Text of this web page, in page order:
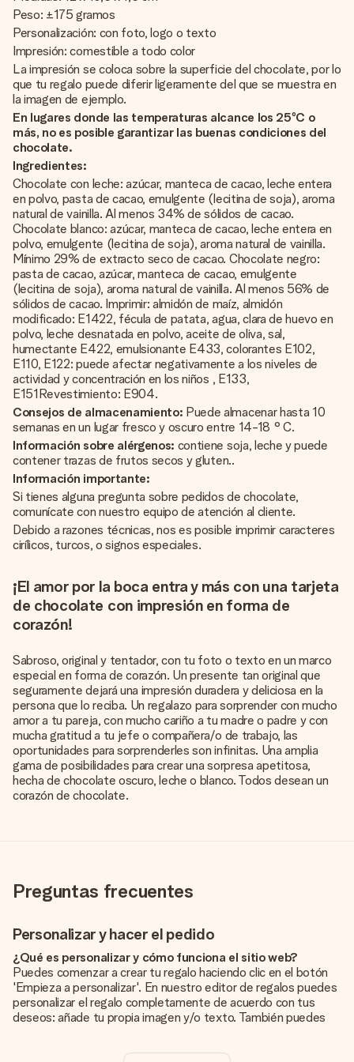
Peso: ±175 gramos
Personalización: con foto, logo o texto
Impresión: comestible a todo color
La impresión se coloca sobre la superficie del chocolate, por lo
que tu regalo puede diferir ligeramente del que se muestra en
la imagen de ejemplo.
En lugares donde las temperaturas alcance los 25ºC o
más, no es posible garantizar las buenas condiciones del
chocolate.
Ingredientes:
Chocolate con leche: azúcar, manteca de cacao, leche entera
en polvo, pasta de cacao, emulgente (lecitina de soja), aroma
natural de vainilla. Al menos 34% de sólidos de cacao.
Chocolate blanco: azúcar, manteca de cacao, leche entera en
polvo, emulgente (lecitina de soja), aroma natural de vainilla.
Mínimo 29% de extracto seco de cacao. Chocolate negro:
pasta de cacao, azúcar, manteca de cacao, emulgente
(lecitina de soja), aroma natural de vainilla. Al menos 56% de
sólidos de cacao. Imprimir: almidón de maíz, almidón
modificado: E1422, fécula de patata, agua, clara de huevo en
polvo, leche desnatada en polvo, aceite de oliva, sal,
humectante E422, emulsionante E433, colorantes E102,
E110, E122: puede afectar negativamente a los niveles de
actividad y concentración en los niños , E133,
E151Revestimiento: E904.
Consejos de almacenamiento: Puede almacenar hasta 10
semanas en un lugar fresco y oscuro entre 14-18 ° C.
Información sobre alérgenos: contiene soja, leche y puede
contener trazas de frutos secos y gluten..
Información importante:
Si tienes alguna pregunta sobre pedidos de chocolate,
comunícate con nuestro equipo de atención al cliente.
Debido a razones técnicas, nos es posible imprimir caracteres
cirílicos, turcos, o signos especiales.
¡El amor por la boca entra y más con una tarjeta
de chocolate con impresión en forma de
corazón!
Sabroso, original y tentador, con tu foto o texto en un marco
especial en forma de corazón. Un presente tan original que
seguramente dejará una impresión duradera y deliciosa en la
persona que lo reciba. Un regalazo para sorprender con mucho
amor a tu pareja, con mucho cariño a tu madre o padre y con
mucha gratitud a tu jefe o compañera/o de trabajo, las
oportunidades para sorprenderles son infinitas. Una amplia
gama de posibilidades para crear una sorpresa apetitosa,
hecha de chocolate oscuro, leche o blanco. Todos desean un
corazón de chocolate.
Preguntas frecuentes
Personalizar y hacer el pedido
¿Qué es personalizar y cómo funciona el sitio web?
Puedes comenzar a crear tu regalo haciendo clic en el botón
'Empieza a personalizar'. En nuestro editor de regalos puedes
personalizar el regalo completamente de acuerdo con tus
deseos: añade tu propia imagen y/o texto. También puedes